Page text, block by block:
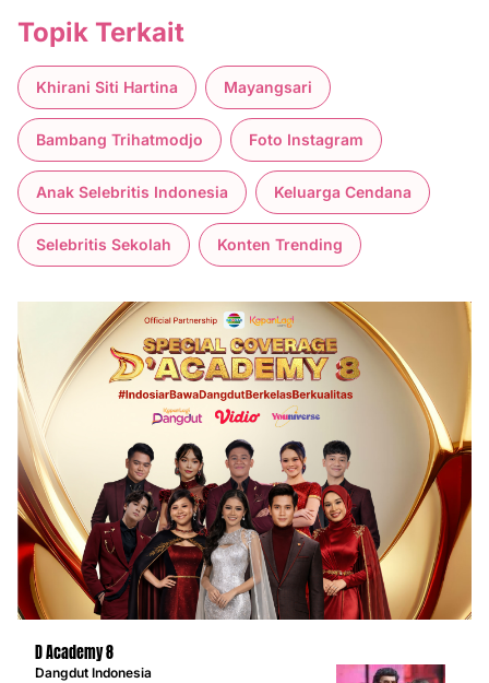
Topik Terkait
Khirani Siti Hartina Mayangsari
Bambang Trihatmodjo Foto Instagram
Anak Selebritis Indonesia Keluarga Cendana
Selebritis Sekolah Konten Trending
D Academy 8
Dangdut Indonesia